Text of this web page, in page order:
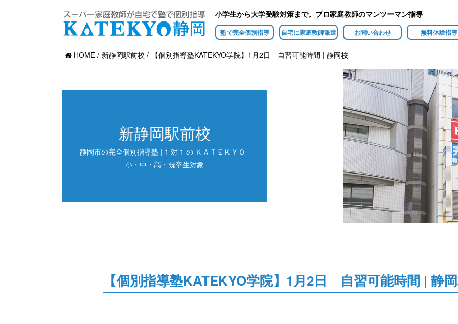
小学生から大学受験対策まで。プロ家庭教師のマンツーマン指導
塾で完全個別指導 自宅に家庭教師派遣 お問い合わせ 無料体験指導
HOME 新静岡駅前校 【個別指導塾KATEKYO学院】1月2日 自習可能時間 | 静岡校
新静岡駅前校
静岡市の完全個別指導塾 | 1 対 1 の ＫＡＴＥＫＹＯ -
小・中・高・既卒生対象
【個別指導塾KATEKYO学院】1月2日 自習可能時間 | 静